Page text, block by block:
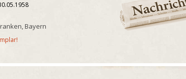
Bayern